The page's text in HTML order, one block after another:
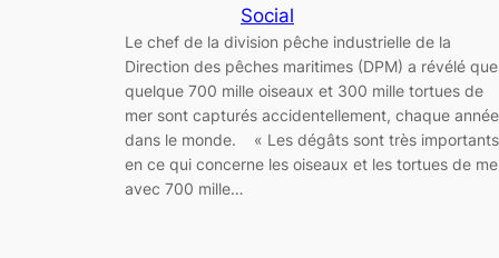
Social
Le chef de la division pêche industrielle de la
Direction des pêches maritimes (DPM) a révélé que
quelque 700 mille oiseaux et 300 mille tortues de
mer sont capturés accidentellement, chaque année
dans le monde. « Les dégâts sont très importants
en ce qui concerne les oiseaux et les tortues de
avec 700 mille…